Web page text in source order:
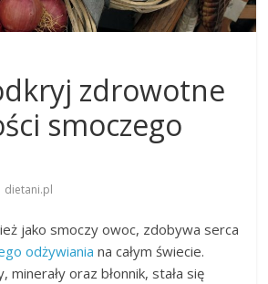
zdrowotne
smoczego
dietani.pl
jako smoczy owoc, zdobywa serca
odżywiania na całym świecie.
minerały oraz błonnik, stała się